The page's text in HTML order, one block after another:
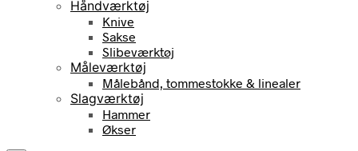
Håndværktøj
Knive
Sakse
Slibeværktøj
Måleværktøj
Målebånd, tommestokke & linealer
Slagværktøj
Hammer
Økser